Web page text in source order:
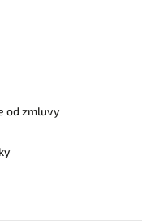
od zmluvy